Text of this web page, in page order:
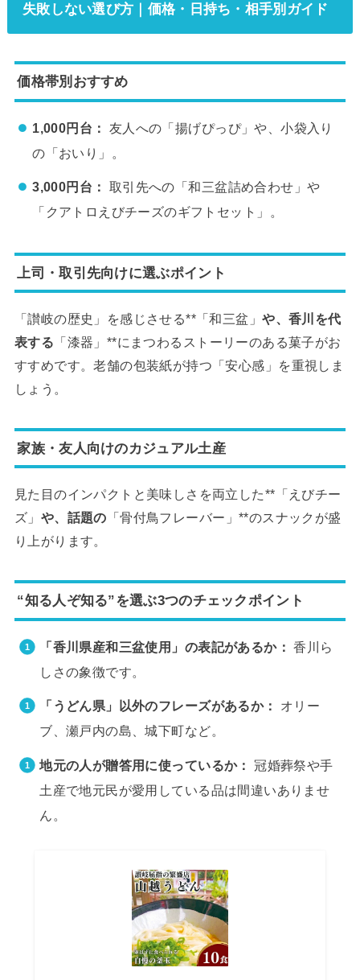
失敗しない選び方｜価格・日持ち・相手別ガイド
価格帯別おすすめ
1,000円台：
友人への「揚げぴっぴ」や、小袋入り
の「おいり」。
3,000円台：
取引先への「和三盆詰め合わせ」や
「クアトロえびチーズのギフトセット」。
上司・取引先向けに選ぶポイント
「讃岐の歴史」を感じさせる**「和三盆」や、香川を代
表する 「漆器」**にまつわるストーリーのある菓子がお
すすめです。老舗の包装紙が持つ「安心感」を重視しま
しょう。
家族・友人向けのカジュアル土産
見た目のインパクトと美味しさを両立した**「えびチー
ズ」 や、話題の 「骨付鳥フレーバー」**のスナックが盛
り上がります。
“知る人ぞ知る”を選ぶ3つのチェックポイント
「香川県産和三盆使用」の表記があるか： 香川ら
しさの象徴です。
「うどん県」以外のフレーズがあるか：
オリー
ブ、瀬戸内の島、城下町など。
地元の人が贈答用に使っているか：
冠婚葬祭や手
土産で地元民が愛用している品は間違いありませ
ん。